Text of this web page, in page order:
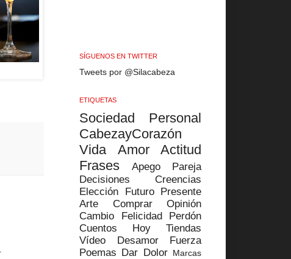
SÍGUENOS EN TWITTER
Tweets por @Silacabeza
ETIQUETAS
Sociedad
Personal
CabezayCorazón
Vida
Amor
Actitud
Frases
Apego
Pareja
Decisiones
Creencias
Elección
Futuro
Presente
Arte
Comprar
Opinión
Cambio
Felicidad
Perdón
Cuentos
Hoy
Tiendas
Vídeo
Desamor
Fuerza
Poemas Dar Dolor Marcas